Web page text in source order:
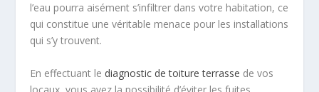
l’eau pourra aisément s’infiltrer dans votre habitation, ce
qui constitue une véritable menace pour les installations
qui s’y trouvent.
En effectuant le diagnostic de toiture terrasse de vos